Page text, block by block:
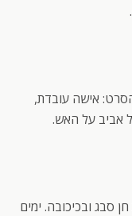
אישה עובדת,
אביב על האש.
סבג ובכיכובה. ימים